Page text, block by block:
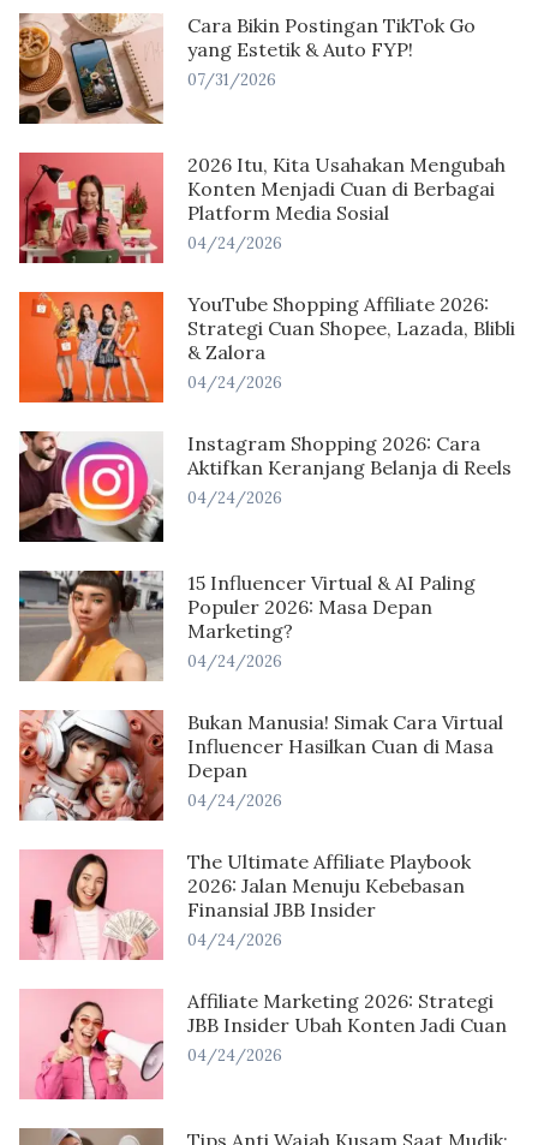
Cara Bikin Postingan TikTok Go
yang Estetik & Auto FYP!
07/31/2026
2026 Itu, Kita Usahakan Mengubah
Konten Menjadi Cuan di Berbagai
Platform Media Sosial
04/24/2026
YouTube Shopping Affiliate 2026:
Strategi Cuan Shopee, Lazada, Blibli
& Zalora
04/24/2026
Instagram Shopping 2026: Cara
Aktifkan Keranjang Belanja di Reels
04/24/2026
15 Influencer Virtual & AI Paling
Populer 2026: Masa Depan
Marketing?
04/24/2026
Bukan Manusia! Simak Cara Virtual
Influencer Hasilkan Cuan di Masa
Depan
04/24/2026
The Ultimate Affiliate Playbook
2026: Jalan Menuju Kebebasan
Finansial JBB Insider
04/24/2026
Affiliate Marketing 2026: Strategi
JBB Insider Ubah Konten Jadi Cuan
04/24/2026